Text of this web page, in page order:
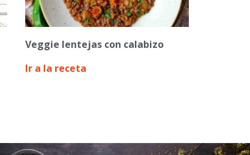
Veggie lentejas con calabizo
Ir a la receta